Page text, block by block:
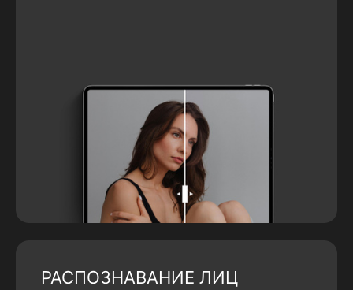
РАСПОЗНАВАНИЕ ЛИЦ